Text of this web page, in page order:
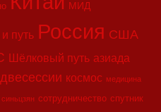
МИД
путь Россия США
Шёлковый путь азиада
двесессии космос медицина
синьцзян сотрудничество спутник